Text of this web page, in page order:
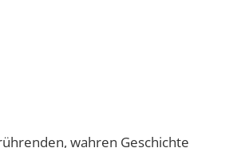
wahren Geschichte